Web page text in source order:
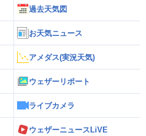
過去天気図
お天気ニュース
アメダス(実況天気)
ウェザーリポート
ライブカメラ
ウェザーニュースLiVE